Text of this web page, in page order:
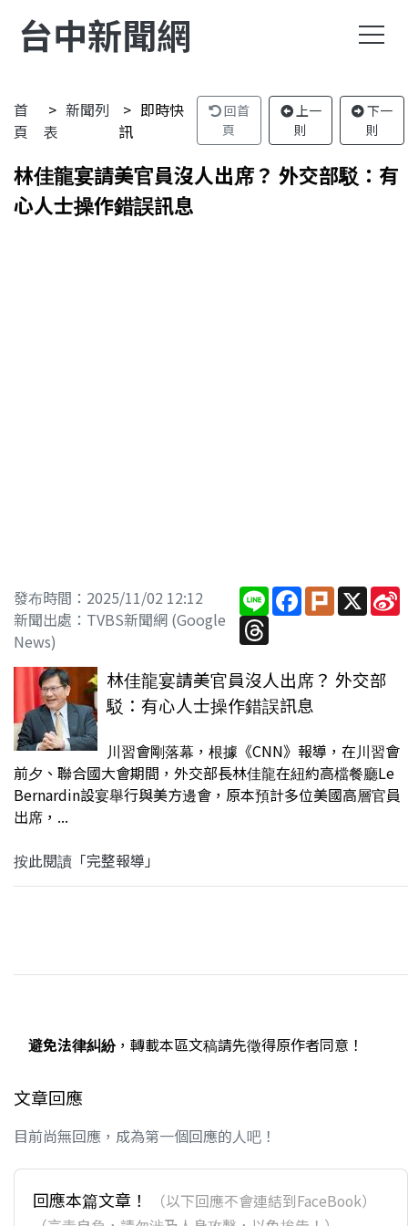
台中新聞網
首
頁
新聞列
表
即時快
訊
回首
頁
上一
則
下一
則
林佳龍宴請美官員沒人出席？ 外交部駁：有
心人士操作錯誤訊息
發布時間：2025/11/02 12:12
新聞出處：TVBS新聞網 (Google
News)
LineFacebook
PlurkX
Threads
林佳龍宴請美官員沒人出席？ 外交部
駁：有心人士操作錯誤訊息
川習會剛落幕，根據《CNN》報導，在川習會
前夕、聯合國大會期間，外交部長林佳龍在紐約高檔餐廳Le
Bernardin設宴舉行與美方邊會，原本預計多位美國高層官員
出席，...
按此閱讀「完整報導」
避免法律糾紛，轉載本區文稿請先徵得原作者同意！
文章回應
目前尚無回應，成為第一個回應的人吧！
回應本篇文章！
（以下回應不會連結到FaceBook）